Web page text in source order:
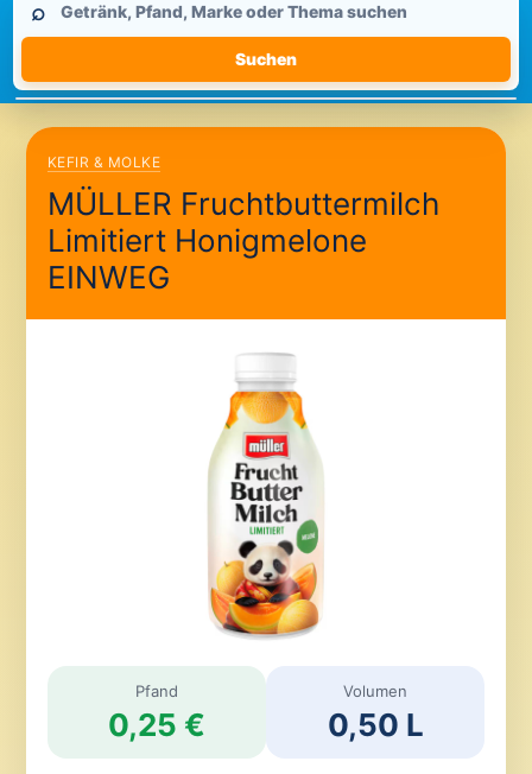
durchsuchen
⌕
Suchen
KEFIR & MOLKE
MÜLLER Fruchtbuttermilch
Limitiert Honigmelone
EINWEG
Pfand
0,25 €
Volumen
0,50 L